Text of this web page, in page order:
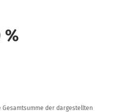
%
Gesamtsumme der dargestellten